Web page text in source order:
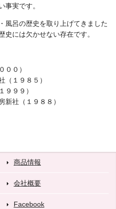
事実です。
風呂の歴史を取り上げてきました
史には欠かせない存在です。
００）
（１９８５）
９９９）
新社（１９８８）
商品情報
会社概要
Facebook